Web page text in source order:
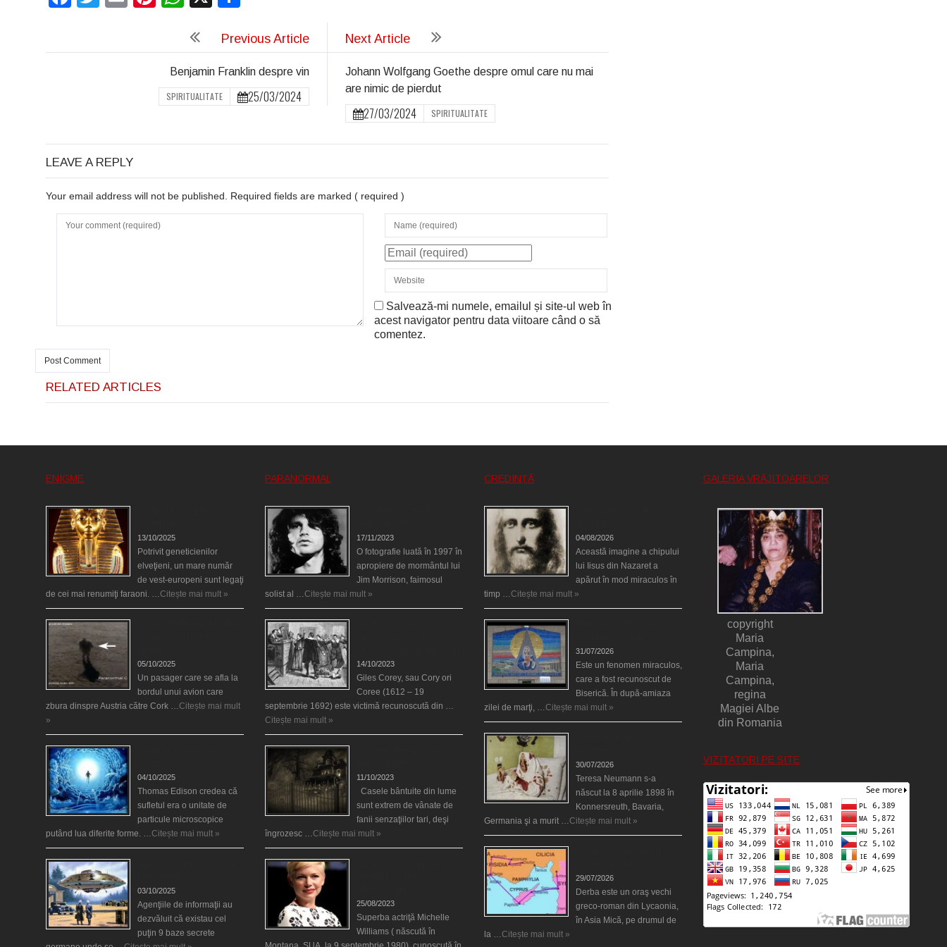
Previous Article
Benjamin Franklin despre vin
25/03/2024
SPIRITUALITATE
Next Article
Johann Wolfgang Goethe despre omul care nu mai
are nimic de pierdut
27/03/2024 SPIRITUALITATE
LEAVE A REPLY
Your email address will not be published. Required fields are marked ( required )
Salvează-mi numele, emailul și site-ul web în
acest navigator pentru data viitoare când o să
comentez.
RELATED ARTICLES
ENIGME
13/10/2025
Potrivit geneticienilor
elveţieni, un mare număr
de vest-europeni sunt legaţi
de cei mai renumiţi faraoni. … Citește mai mult »
05/10/2025
Un pasager care se afla la
bordul unui avion care
zbura dinspre Austria către Cork … Citește mai mult
»
04/10/2025
Thomas Edison credea că
sufletul era o unitate de
particule microscopice
putând lua diferite forme. … Citește mai mult »
03/10/2025
Agenţiile de informaţii au
dezvăluit că existau cel
puţin 9 baze secrete
PARANORMAL
17/11/2023
O fotografie luată în 1997 în
apropiere de mormântul lui
Jim Morrison, faimosul
solist al … Citește mai mult »
14/10/2023
Giles Corey, sau Cory ori
Coree (1612 – 19
septembrie 1692) este victimă recunoscută din …
Citește mai mult »
11/10/2023
Casele bântuite din lume
sunt extrem de vânate de
fanii senzaţiilor tari, deşi
îngrozesc … Citește mai mult »
25/08/2023
Superba actriţă Michelle
Williams ( născută în
CREDINȚĂ
04/08/2026
Această imagine a chipului
lui Iisus din Nazaret a
apărut în mod miraculos în
timp … Citește mai mult »
31/07/2026
Este un fenomen miraculos,
care a fost recunoscut de
Biserică. În după-amiaza
zilei de marţi, … Citește mai mult »
30/07/2026
Teresa Neumann s-a
născut la 8 aprilie 1898 în
Konnersreuth, Bavaria,
Germania şi a murit … Citește mai mult »
29/07/2026
Derba este un oraş vechi
greco-roman din Lycaonia,
în Asia Mică, pe drumul de
la … Citește mai mult »
GALERIA VRĂJITOARELOR
copyright
Maria
Campina,
Maria
Campina,
regina
Magiei Albe
din Romania
VIZITATORI PE SITE